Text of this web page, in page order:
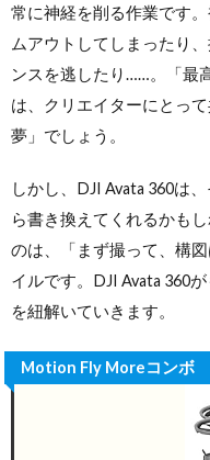
常に神経を削る作業です
ムアウトしてしまったり
ンスを逃したり……。「最
は、クリエイターにとっ
夢」でしょう。
しかし、DJI Avata 360は
ら書き換えてくれるかも
のは、「まず撮って、構
イルです。DJI Avata 360
を紐解いていきます。
Motion Fly Moreコンボ